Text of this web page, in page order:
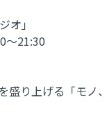
オ」
～21:30
り上げる「モノ